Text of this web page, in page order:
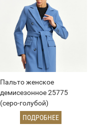
Пальто женское
демисезонное 25775
(серо-голубой)
ПОДРОБНЕЕ